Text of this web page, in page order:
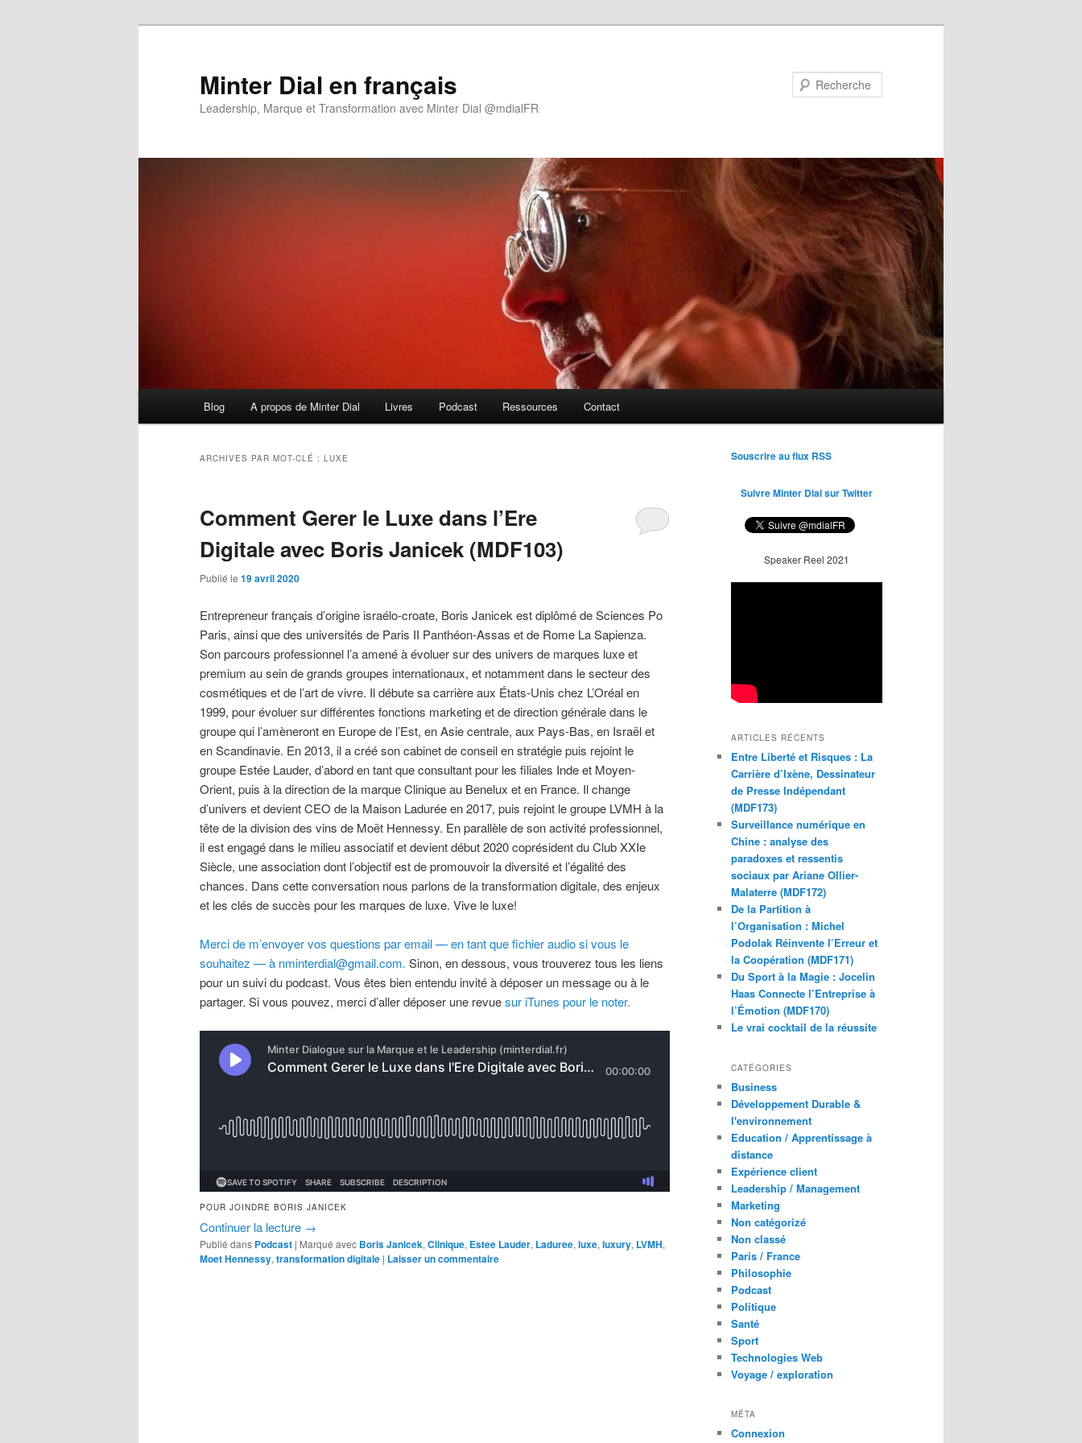
Minter Dial en français
Leadership, Marque et Transformation avec Minter Dial @mdialFR
Blog A propos de Minter Dial Livres Podcast Ressources Contact
ARCHIVES PAR MOT-CLÉ : LUXE
Comment Gerer le Luxe dans l’Ere
Digitale avec Boris Janicek (MDF103)
Publié le 19 avril 2020
Entrepreneur français d’origine israélo-croate, Boris Janicek est diplômé de Sciences Po
Paris, ainsi que des universités de Paris II Panthéon-Assas et de Rome La Sapienza.
Son parcours professionnel l’a amené à évoluer sur des univers de marques luxe et
premium au sein de grands groupes internationaux, et notamment dans le secteur des
cosmétiques et de l’art de vivre. Il débute sa carrière aux États-Unis chez L’Oréal en
1999, pour évoluer sur différentes fonctions marketing et de direction générale dans le
groupe qui l’amèneront en Europe de l’Est, en Asie centrale, aux Pays-Bas, en Israël et
en Scandinavie. En 2013, il a créé son cabinet de conseil en stratégie puis rejoint le
groupe Estée Lauder, d’abord en tant que consultant pour les filiales Inde et Moyen-
Orient, puis à la direction de la marque Clinique au Benelux et en France. Il change
d’univers et devient CEO de la Maison Ladurée en 2017, puis rejoint le groupe LVMH à la
tête de la division des vins de Moët Hennessy. En parallèle de son activité professionnel,
il est engagé dans le milieu associatif et devient début 2020 coprésident du Club XXIe
Siècle, une association dont l’objectif est de promouvoir la diversité et l’égalité des
chances. Dans cette conversation nous parlons de la transformation digitale, des enjeux
et les clés de succès pour les marques de luxe. Vive le luxe!
Merci de m’envoyer vos questions par email — en tant que fichier audio si vous le
souhaitez — à nminterdial@gmail.com. Sinon, en dessous, vous trouverez tous les liens
pour un suivi du podcast. Vous êtes bien entendu invité à déposer un message ou à le
partager. Si vous pouvez, merci d’aller déposer une revuesur iTunes pour le noter.
POUR JOINDRE BORIS JANICEK
Continuer la lecture →
Publié dans Podcast | Marqué avec Boris Janicek, Clinique, Estee Lauder, Laduree, luxe, luxury, LVMH,
Moet Hennessy, transformation digitale | Laisser un commentaire
Souscrire au flux RSS
Suivre Minter Dial sur Twitter
Speaker Reel 2021
ARTICLES RÉCENTS
Entre Liberté et Risques : La
Carrière d’Ixène, Dessinateur
de Presse Indépendant
(MDF173)
Surveillance numérique en
Chine : analyse des
paradoxes et ressentis
sociaux par Ariane Ollier-
Malaterre (MDF172)
De la Partition à
l’Organisation : Michel
Podolak Réinvente l’Erreur et
la Coopération (MDF171)
Du Sport à la Magie : Jocelin
Haas Connecte l’Entreprise à
l’Émotion (MDF170)
Le vrai cocktail de la réussite
CATÉGORIES
Business
Développement Durable &
l'environnement
Education / Apprentissage à
distance
Expérience client
Leadership / Management
Marketing
Non catégorizé
Non classé
Paris / France
Philosophie
Podcast
Politique
Santé
Sport
Technologies Web
Voyage / exploration
MÉTA
Connexion